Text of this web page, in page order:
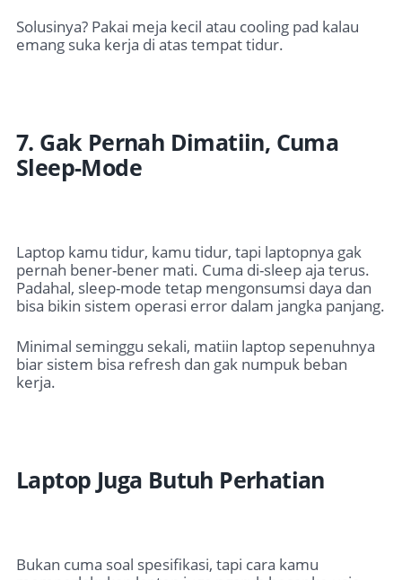
Solusinya? Pakai meja kecil atau cooling pad kalau
emang suka kerja di atas tempat tidur.
7. Gak Pernah Dimatiin, Cuma
Sleep-Mode
Laptop kamu tidur, kamu tidur, tapi laptopnya gak
pernah bener-bener mati. Cuma di-sleep aja terus.
Padahal, sleep-mode tetap mengonsumsi daya dan
bisa bikin sistem operasi error dalam jangka panjang.
Minimal seminggu sekali, matiin laptop sepenuhnya
biar sistem bisa refresh dan gak numpuk beban
kerja.
Laptop Juga Butuh Perhatian
Bukan cuma soal spesifikasi, tapi cara kamu